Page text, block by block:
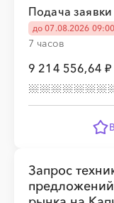
Подача заявки
до 07.08.2026
7 часов
9 214 556,64 ₽
Запрос
░
░
░░ ░░
░
░
░
░
░
░
░
░
░
░
░
░
░